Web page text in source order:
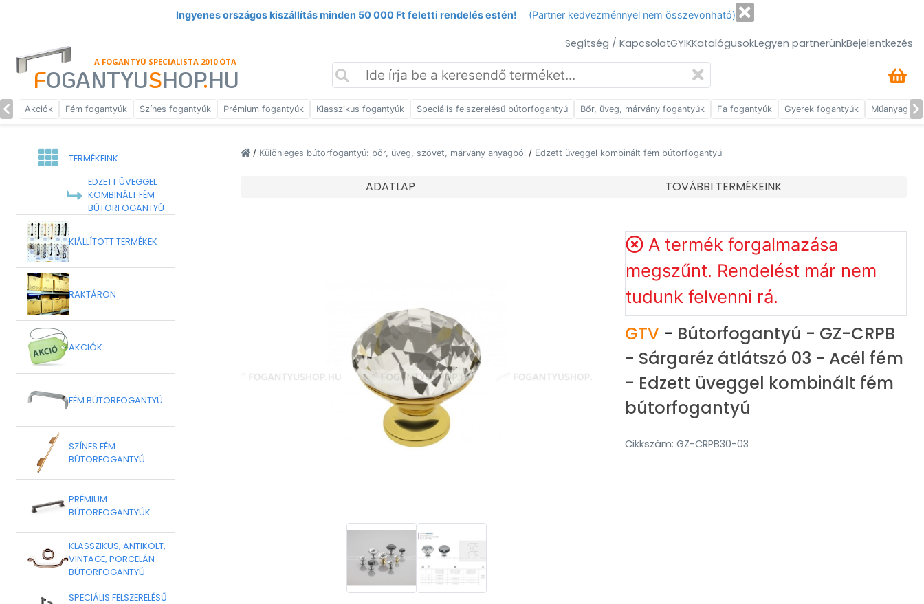
Ingyenes országos kiszállítás minden 50 000 Ft feletti rendelés estén! (Partner kedvezménnyel nem összevonható)
Segítség / KapcsolatGYIKKatalógusokLegyen partnerünkBejelentkezés
A FOGANTYÚ SPECIALISTA 2010 ÓTA
FOGANTYUSHOP.HU
Akciók Fém fogantyúk Színes fogantyúk Prémium fogantyúk Klasszikus fogantyúk Speciális felszerelésű bútorfogantyú Bőr, üveg, márvány fogantyúk Fa fogantyúk Gyerek fogantyúk Műanyag
TERMÉKEINK
EDZETT ÜVEGGEL
KOMBINÁLT FÉM
BÚTORFOGANTYÚ
KIÁLLÍTOTT TERMÉKEK
RAKTÁRON
AKCIÓK
FÉM BÚTORFOGANTYÚ
SZÍNES FÉM
BÚTORFOGANTYÚ
PRÉMIUM
BÚTORFOGANTYÚK
KLASSZIKUS, ANTIKOLT,
VINTAGE, PORCELÁN
BÚTORFOGANTYÚ
SPECIÁLIS FELSZERELÉSŰ
/ Különleges bútorfogantyú: bőr, üveg, szövet, márvány anyagból / Edzett üveggel kombinált fém bútorfogantyú
ADATLAP TOVÁBBI TERMÉKEINK
A termék forgalmazása
megszűnt. Rendelést már nem
tudunk felvenni rá.
GTV - Bútorfogantyú - GZ-CRPB
- Sárgaréz átlátszó 03 - Acél fém
- Edzett üveggel kombinált fém
bútorfogantyú
Cikkszám: GZ-CRPB30-03